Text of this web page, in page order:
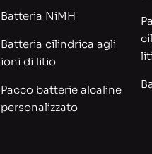
Batteria NiMH
Batteria cilindrica agli
ioni di litio
Pacco batterie alcaline
personalizzato